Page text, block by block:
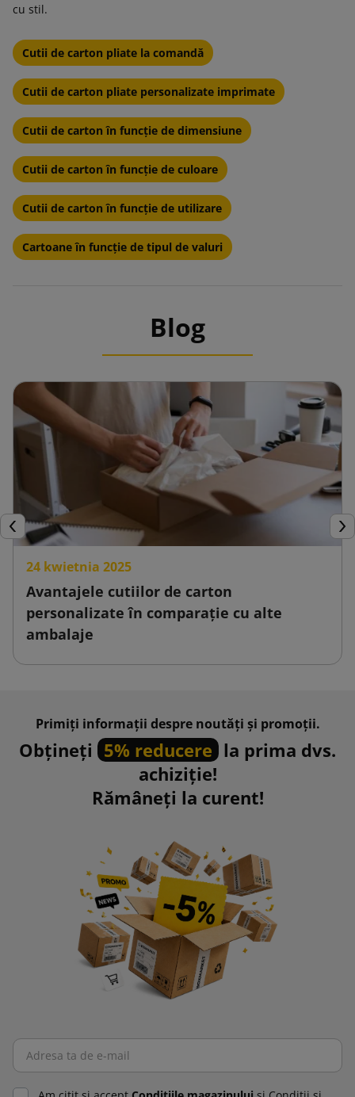
cu stil.
Cutii de carton pliate la comandă
Cutii de carton pliate personalizate imprimate
Cutii de carton în funcție de dimensiune
Cutii de carton în funcție de culoare
Cutii de carton în funcție de utilizare
Cartoane în funcție de tipul de valuri
Blog
Inapoi
24 kwietnia 2025
Avantajele cutiilor de carton
personalizate în comparație cu alte
ambalaje
Primiți informații despre noutăți și promoții.
Obțineți 5% reducere la prima dvs.
achiziție!
Rămâneți la curent!